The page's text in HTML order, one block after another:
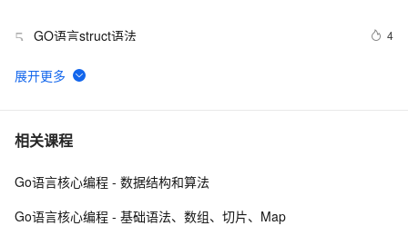
5 GO语言struct语法 4
6 Go——小白学习之方法
7 Go 数组计算(2)
8 Go 结构体与 JSON 之间的转换
相关课程
Go语言核心编程 - 数据结构和算法
Go语言核心编程 - 基础语法、数组、切片、Map